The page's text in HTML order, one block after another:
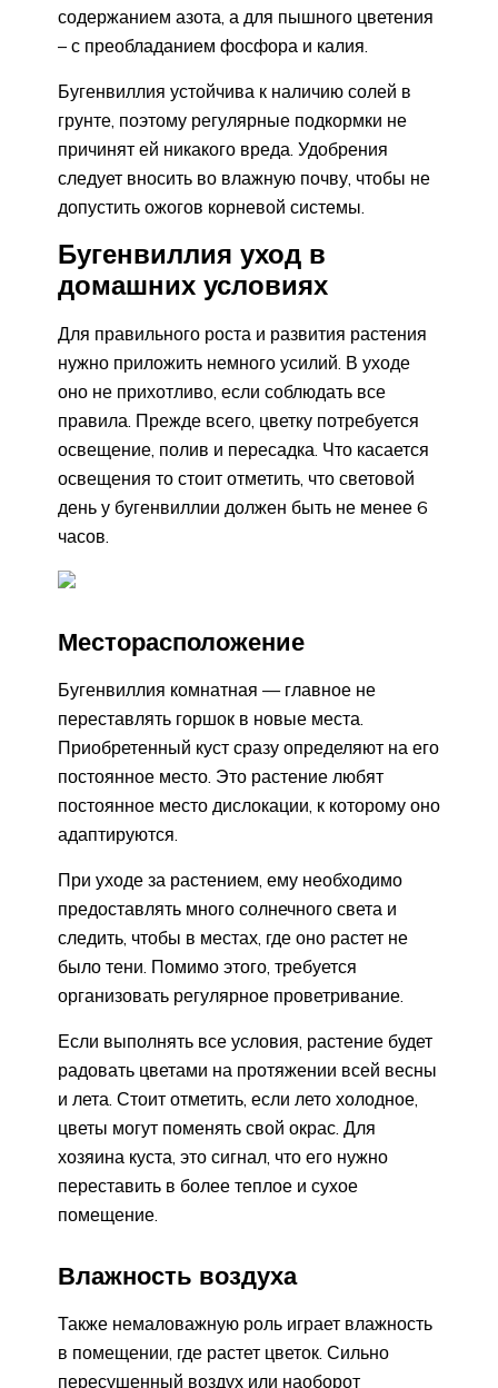
содержанием азота, а для пышного цветения
– с преобладанием фосфора и калия.
Бугенвиллия устойчива к наличию солей в
грунте, поэтому регулярные подкормки не
причинят ей никакого вреда. Удобрения
следует вносить во влажную почву, чтобы не
допустить ожогов корневой системы.
Бугенвиллия уход в
домашних условиях
Для правильного роста и развития растения
нужно приложить немного усилий. В уходе
оно не прихотливо, если соблюдать все
правила. Прежде всего, цветку потребуется
освещение, полив и пересадка. Что касается
освещения то стоит отметить, что световой
день у бугенвиллии должен быть не менее 6
часов.
Месторасположение
Бугенвиллия комнатная — главное не
переставлять горшок в новые места.
Приобретенный куст сразу определяют на его
постоянное место. Это растение любят
постоянное место дислокации, к которому оно
адаптируются.
При уходе за растением, ему необходимо
предоставлять много солнечного света и
следить, чтобы в местах, где оно растет не
было тени. Помимо этого, требуется
организовать регулярное проветривание.
Если выполнять все условия, растение будет
радовать цветами на протяжении всей весны
и лета. Стоит отметить, если лето холодное,
цветы могут поменять свой окрас. Для
хозяина куста, это сигнал, что его нужно
переставить в более теплое и сухое
помещение.
Влажность воздуха
Также немаловажную роль играет влажность
в помещении, где растет цветок. Сильно
пересушенный воздух или наоборот